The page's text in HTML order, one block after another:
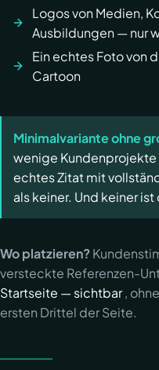
Logos von Medien,
Ausbildungen — nur
Ein echtes Foto von
Cartoon
Minimalvariante ohne
wenige Kundenprojekte
echtes Zitat mit
als keiner. Und keiner
Wo platzieren?
versteckte Referenzen-
Startseite — sichtbar,
ersten Drittel der Seite.